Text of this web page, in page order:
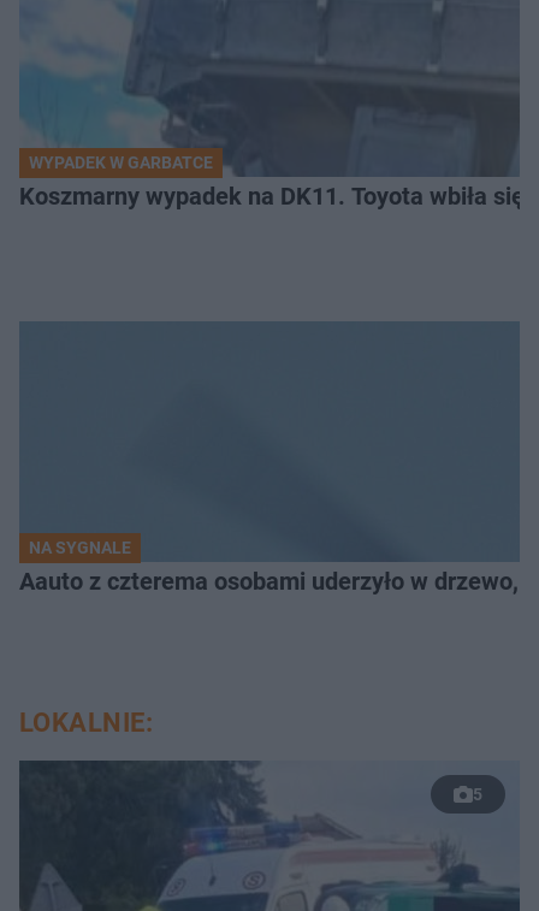
WYPADEK W GARBATCE
Koszmarny wypadek na DK11. Toyota wbiła się
NA SYGNALE
Aauto z czterema osobami uderzyło w drzewo,
LOKALNIE:
5